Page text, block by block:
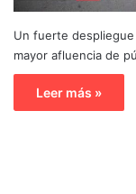
Un fuerte
mayor afluencia de
Leer más »